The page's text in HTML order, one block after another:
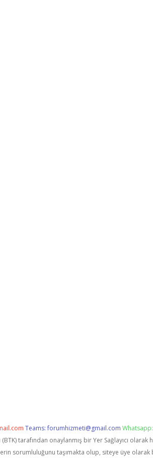
Teams:forumhizmeti@gmail.com
tarafından onaylanmış bir Yer Sağlayıcı
sorumluluğunu taşımakta olup, siteye üye